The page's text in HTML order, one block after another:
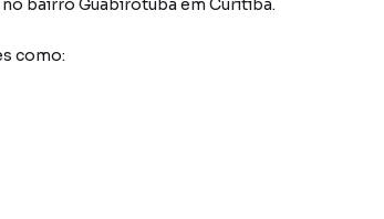
no bairro Guabirotuba em Curitiba.
como: